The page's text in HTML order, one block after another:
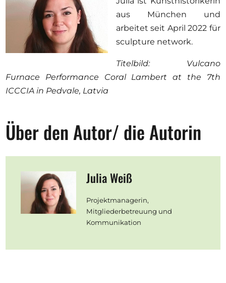
aus München und
arbeitet seit April 2022 für
sculpture network.
Titelbild: Vulcano
Furnace Performance Coral Lambert at the 7th
ICCCIA in Pedvale, Latvia
Über den Autor/ die Autorin
Julia Weiß
Projektmanagerin,
Mitgliederbetreuung und
Kommunikation